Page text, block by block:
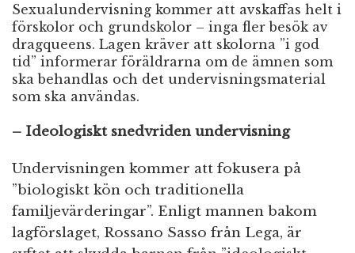
Sexualundervisning kommer att avskaffas helt i
förskolor och grundskolor – inga fler besök av
dragqueens. Lagen kräver att skolorna ”i god
tid” informerar föräldrarna om de ämnen som
ska behandlas och det undervisningsmaterial
som ska användas.
– Ideologiskt snedvriden undervisning
Undervisningen kommer att fokusera på
”biologiskt kön och traditionella
familjevärderingar”. Enligt mannen bakom
lagförslaget, Rossano Sasso från Lega, är